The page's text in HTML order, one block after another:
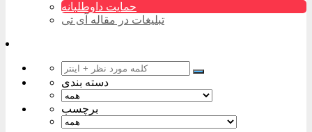
حمایت داوطلبانه
تبلیغات در مقاله آی تی
دسته بندی
برچسب